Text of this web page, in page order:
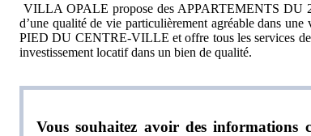
VILLA OPALE propose des APPARTEMENTS DU
d’une qualité de vie particulièrement agréable dans
PIED DU CENTRE-VILLE et offre tous les services de
investissement locatif dans un bien de qualité.
Vous souhaitez avoir des informations